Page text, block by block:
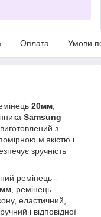
Оплата Умови
20мм
Samsung
виготовлений з
м'якістю і
зручність
ремінець -
, ремінець
еластичний,
і відповідної